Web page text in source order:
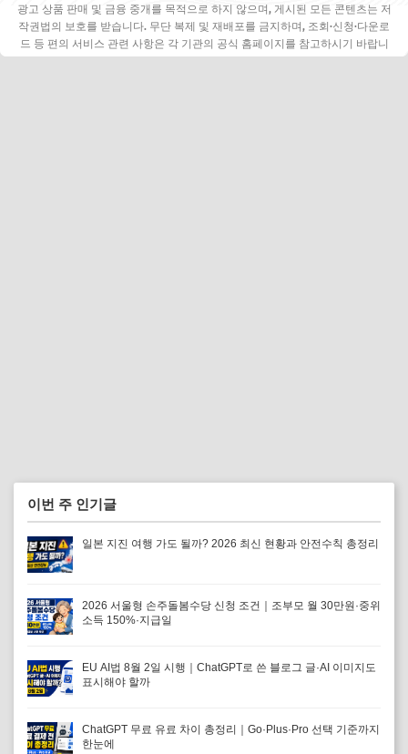
광고 상품 판매 및 금융 중개를 목적으로 하지 않으며, 게시된 모든 콘텐츠는 저
작권법의 보호를 받습니다. 무단 복제 및 재배포를 금지하며, 조회·신청·다운로
드 등 편의 서비스 관련 사항은 각 기관의 공식 홈페이지를 참고하시기 바랍니
이번 주 인기글
일본 지진 여행 가도 될까? 2026 최신 현황과 안전수칙 총정리
2026 서울형 손주돌봄수당 신청 조건｜조부모 월 30만원·중위
소득 150%·지급일
EU AI법 8월 2일 시행｜ChatGPT로 쓴 블로그 글·AI 이미지도
표시해야 할까
ChatGPT 무료 유료 차이 총정리｜Go·Plus·Pro 선택 기준까지
한눈에